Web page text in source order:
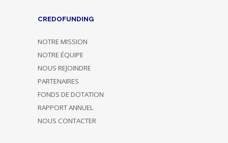
CREDOFUNDING
NOTRE MISSION
NOTRE ÉQUIPE
NOUS REJOINDRE
PARTENAIRES
FONDS DE DOTATION
RAPPORT ANNUEL
NOUS CONTACTER